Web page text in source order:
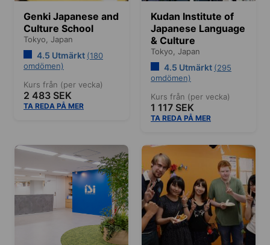
Genki Japanese and
Culture School
Tokyo, Japan
4.5 Utmärkt (180
omdömen)
Kurs från (per vecka)
2 483 SEK
TA REDA PÅ MER
Kudan Institute of
Japanese Language
& Culture
Tokyo, Japan
4.5 Utmärkt (295
omdömen)
Kurs från (per vecka)
1 117 SEK
TA REDA PÅ MER